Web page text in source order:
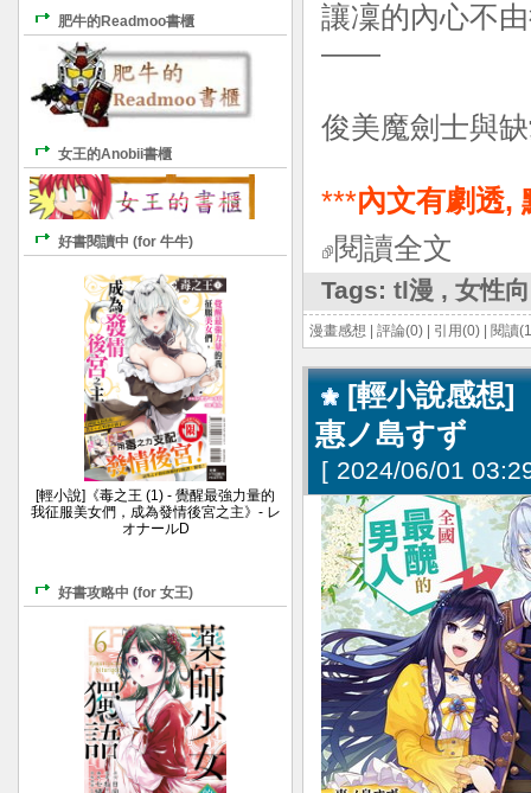
讓凜的內心不
――
俊美魔劍士與
***內文有劇透,
閱讀全文
Tags: tl漫 , 女性向
漫畫感想 評論(0) 引用(0) 閱讀
[輕小說感想]
惠ノ島すず
[ 2024/06/01
肥牛的Readmoo書櫃
女王的Anobii書櫃
好書閱讀中 (for 牛牛)
[輕小說]《毒之王 (1) - 覺醒最強力量的
我征服美女們，成為發情後宮之主》- レ
オナールD
好書攻略中 (for 女王)